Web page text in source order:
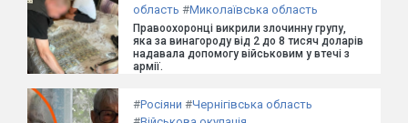
область #Миколаївська область
Правоохоронці викрили злочинну групу,
яка за винагороду від 2 до 8 тисяч доларів
надавала допомогу військовим у втечі з
армії.
#Росіяни #Чернігівська область